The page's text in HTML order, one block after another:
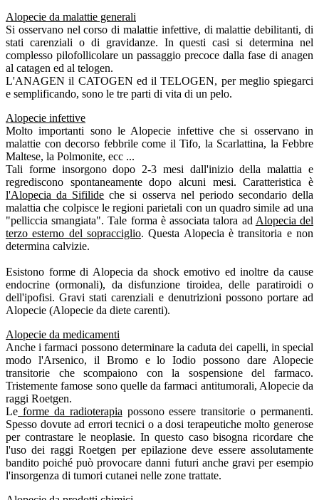
Alopecie da malattie generali
Si osservano nel corso di malattie infettive, di malattie debilitanti, di
stati carenziali o di gravidanze. In questi casi si determina nel
complesso pilofollicolare un passaggio precoce dalla fase di anagen
al catagen ed al telogen.
L'ANAGEN il CATOGEN ed il TELOGEN, per meglio spiegarci
e semplificando, sono le tre parti di vita di un pelo.
Alopecie infettive
Molto importanti sono le Alopecie infettive che si osservano in
malattie con decorso febbrile come il Tifo, la Scarlattina, la Febbre
Maltese, la Polmonite, ecc ...
Tali forme insorgono dopo 2-3 mesi dall'inizio della malattia e
regrediscono spontaneamente dopo alcuni mesi. Caratteristica è
l'Alopecia da Sifilide che si osserva nel periodo secondario della
malattia che colpisce le regioni parietali con un quadro simile ad una
"pelliccia smangiata". Tale forma è associata talora ad Alopecia del
terzo esterno del sopracciglio. Questa Alopecia è transitoria e non
determina calvizie.
Esistono forme di Alopecia da shock emotivo ed inoltre da cause
endocrine (ormonali), da disfunzione tiroidea, delle paratiroidi o
dell'ipofisi. Gravi stati carenziali e denutrizioni possono portare ad
Alopecie (Alopecie da diete carenti).
Alopecie da medicamenti
Anche i farmaci possono determinare la caduta dei capelli, in special
modo l'Arsenico, il Bromo e lo Iodio possono dare Alopecie
transitorie che scompaiono con la sospensione del farmaco.
Tristemente famose sono quelle da farmaci antitumorali, Alopecie da
raggi Roetgen.
Le forme da radioterapia possono essere transitorie o permanenti.
Spesso dovute ad errori tecnici o a dosi terapeutiche molto generose
per contrastare le neoplasie. In questo caso bisogna ricordare che
l'uso dei raggi Roetgen per epilazione deve essere assolutamente
bandito poiché può provocare danni futuri anche gravi per esempio
l'insorgenza di tumori cutanei nelle zone trattate.